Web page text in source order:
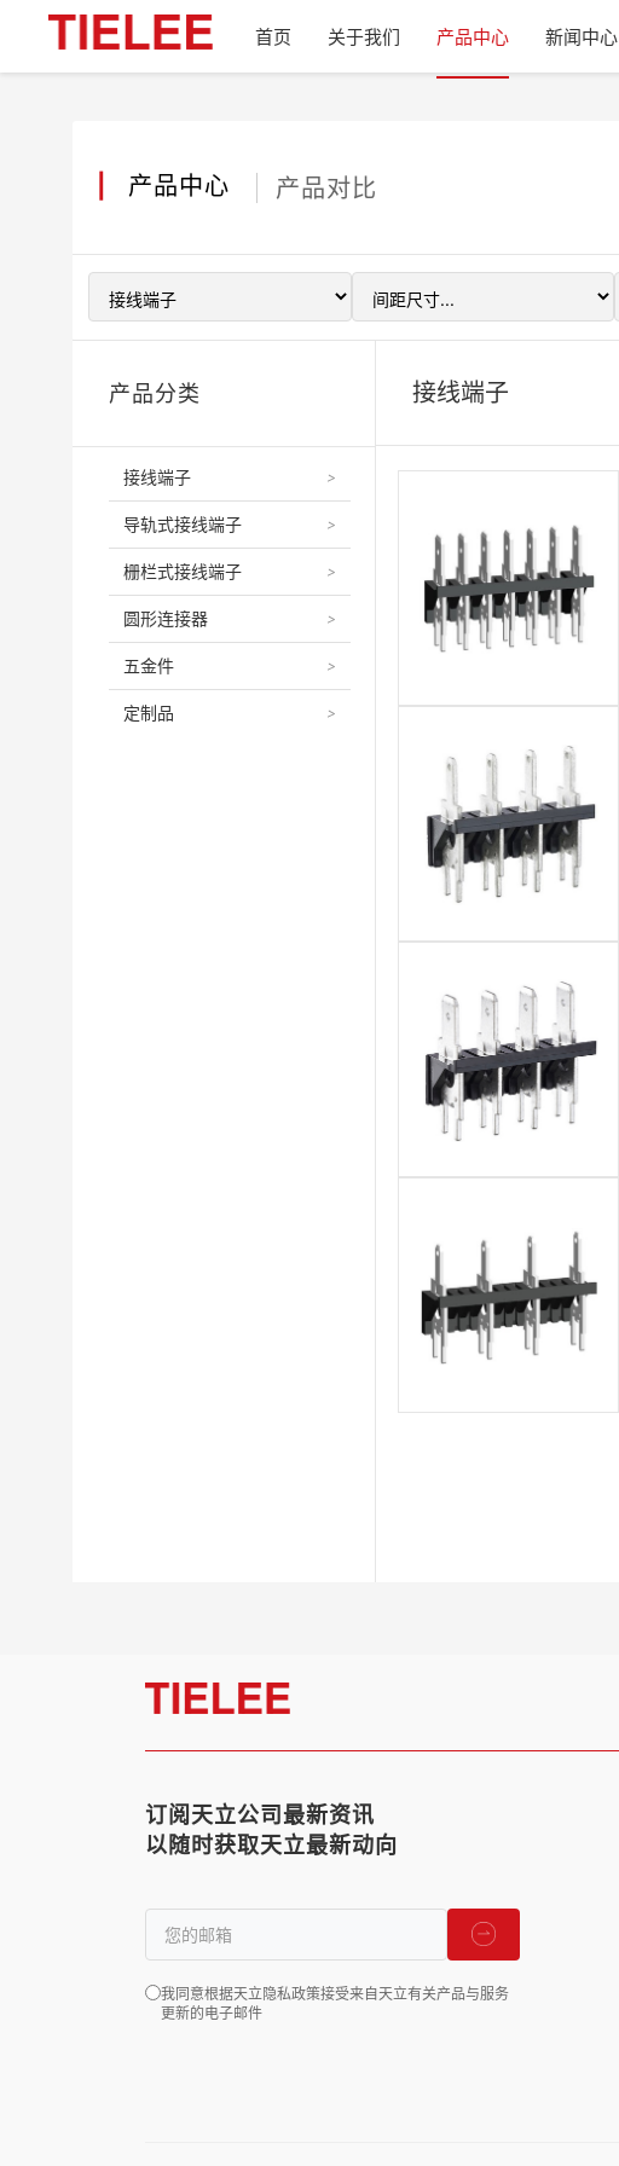
首页 关于我们 产品中心 新闻中心
产品中心 产品对比
产品分类
接线端子 >
导轨式接线端子 >
栅栏式接线端子 >
圆形连接器 >
五金件 >
定制品 >
接线端子
订阅天立公司最新资讯
以随时获取天立最新动向
我同意根据天立隐私政策接受来自天立有关产品与服务
更新的电子邮件